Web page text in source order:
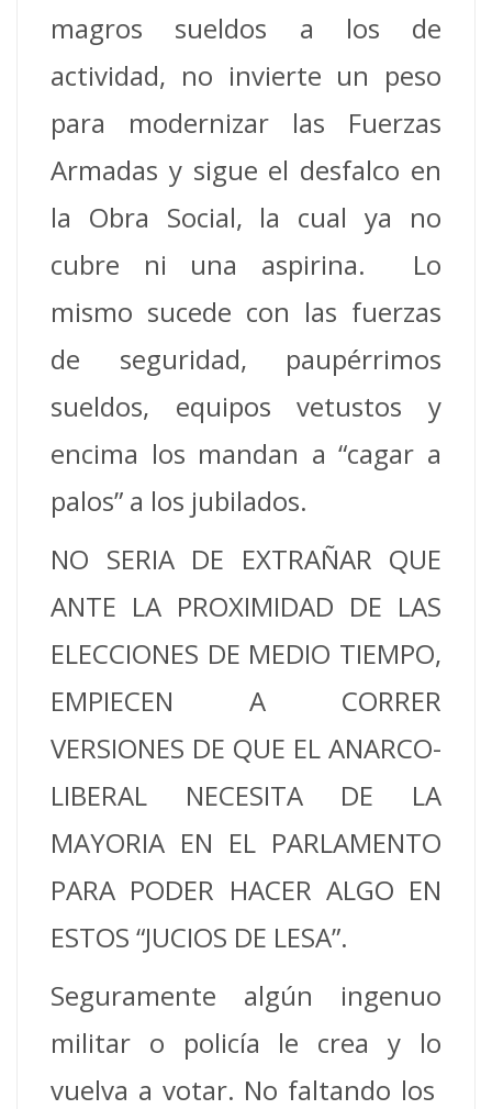
magros sueldos a los de
actividad, no invierte un peso
para modernizar las Fuerzas
Armadas y sigue el desfalco en
la Obra Social, la cual ya no
cubre ni una aspirina. Lo
mismo sucede con las fuerzas
de seguridad, paupérrimos
sueldos, equipos vetustos y
encima los mandan a “cagar a
palos” a los jubilados.
NO SERIA DE EXTRAÑAR QUE
ANTE LA PROXIMIDAD DE LAS
ELECCIONES DE MEDIO TIEMPO,
EMPIECEN A CORRER
VERSIONES DE QUE EL ANARCO-
LIBERAL NECESITA DE LA
MAYORIA EN EL PARLAMENTO
PARA PODER HACER ALGO EN
ESTOS “JUCIOS DE LESA”.
Seguramente algún ingenuo
militar o policía le crea y lo
vuelva a votar. No faltando los